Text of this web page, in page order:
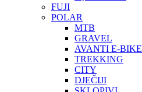
FUJI
POLAR
MTB
GRAVEL
AVANTI E-BIKE
TREKKING
CITY
DJEČIJI